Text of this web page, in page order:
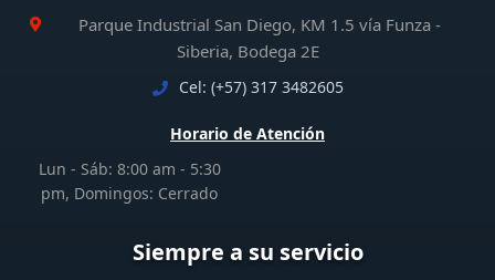
Parque Industrial San Diego, KM 1.5 vía Funza -
Siberia, Bodega 2E
Cel: (+57) 317 3482605
Horario de Atención
Lun - Sáb: 8:00 am - 5:30
pm, Domingos: Cerrado
Siempre a su servicio